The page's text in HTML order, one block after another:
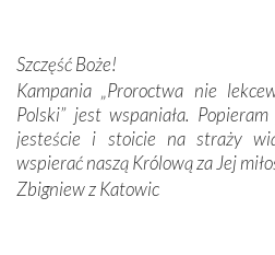
Podczas tej kilkudniowej
spotykaliśmy się z
Portugalczyków.
zwyczaje. Mimo że nasze
oddalone, w żaden sposób
Sprawiła to oczywiście
kulturowa bliskość biorąca
Szczęść Boże!
Kampania „Proroctwa nie
Polski” jest wspaniała.
jesteście i stoicie na straży
wspierać naszą Królową za Jej
Zbigniew z Katowic